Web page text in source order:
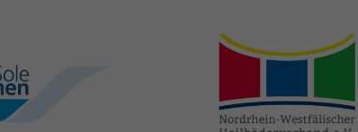
heilbaeder.de